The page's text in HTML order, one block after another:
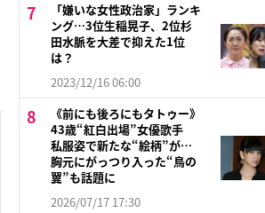
「嫌いな女性政治家」ランキ
ング…3位生稲晃子、2位杉
田水脈を大差で抑えた1位
は？
2023/12/16 06:00
《前にも後ろにもタトゥー》
43歳“紅白出場”女優歌手
私服姿で新たな“絵柄”が…
胸元にがっつり入った“鳥の
翼”も話題に
2026/07/17 17:30